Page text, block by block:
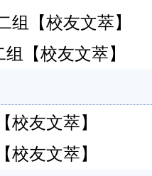
【校友文萃】
【校友文萃】
友文萃】
友文萃】